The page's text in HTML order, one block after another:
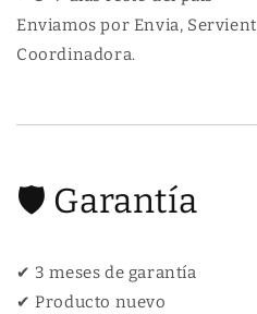
Enviamos por Envia,
Coordinadora.
🛡 Garantía
✔ 3 meses de garantía
✔ Producto nuevo